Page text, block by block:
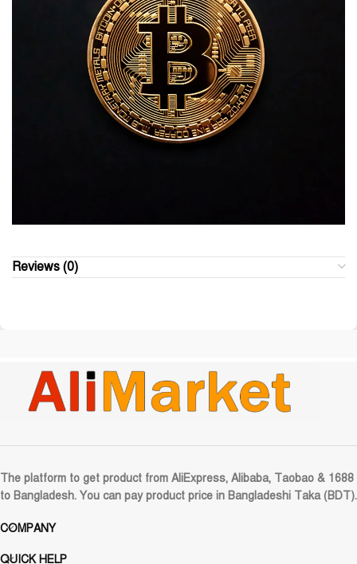
Reviews (0)
The platform to get product from AliExpress, Alibaba, Taobao & 1688
to Bangladesh. You can pay product price in Bangladeshi Taka (BDT).
COMPANY
QUICK HELP